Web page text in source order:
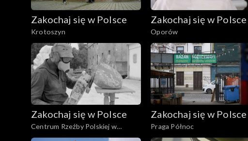
Zakochaj się w Polsce
Krotoszyn
Zakochaj się w Polsce
Oporów
Zakochaj się w Polsce
Centrum Rzeźby Polskiej w
Orońsku
Zakochaj się w Polsce
Praga Północ